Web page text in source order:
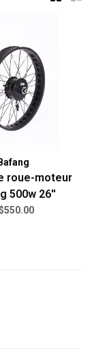
Bafang
roue-moteur
500w 26''